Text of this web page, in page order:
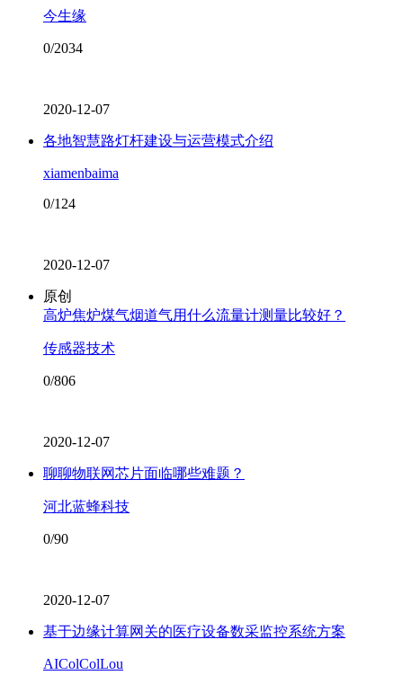
今生缘
0/2034
2020-12-07
各地智慧路灯杆建设与运营模式介绍
xiamenbaima
0/124
2020-12-07
原创
高炉焦炉煤气烟道气用什么流量计测量比较好？
传感器技术
0/806
2020-12-07
聊聊物联网芯片面临哪些难题？
河北蓝蜂科技
0/90
2020-12-07
基于边缘计算网关的医疗设备数采监控系统方案
AIColColLou